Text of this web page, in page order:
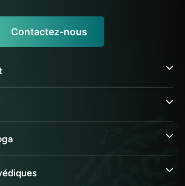
Contactez-nous